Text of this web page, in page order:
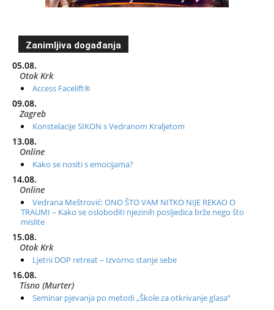
Zanimljiva događanja
05.08.
Otok Krk
Access Facelift®
09.08.
Zagreb
Konstelacije SIKON s Vedranom Kraljetom
13.08.
Online
Kako se nositi s emocijama?
14.08.
Online
Vedrana Meštrović: ONO ŠTO VAM NITKO NIJE REKAO O
TRAUMI – Kako se osloboditi njezinih posljedica brže nego što
mislite
15.08.
Otok Krk
Ljetni DOP retreat – Izvorno stanje sebe
16.08.
Tisno (Murter)
Seminar pjevanja po metodi „Škole za otkrivanje glasa“